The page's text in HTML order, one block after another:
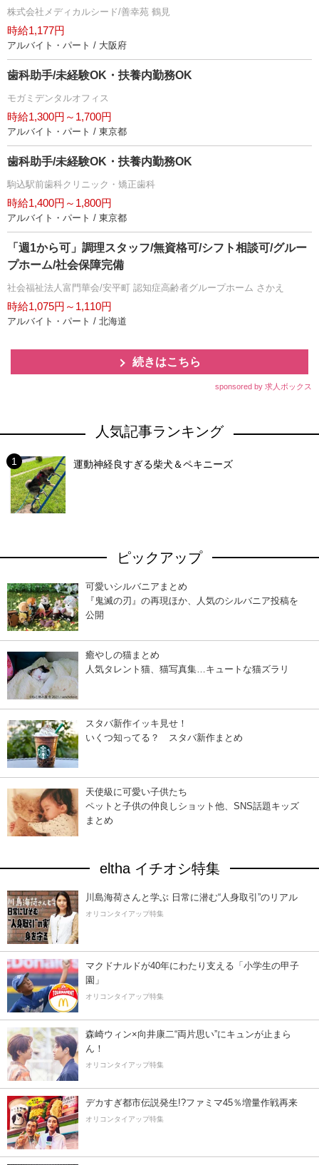
株式会社メディカルシード/善幸苑 鶴見
時給1,177円
アルバイト・パート / 大阪府
歯科助手/未経験OK・扶養内勤務OK
モガミデンタルオフィス
時給1,300円～1,700円
アルバイト・パート / 東京都
歯科助手/未経験OK・扶養内勤務OK
駒込駅前歯科クリニック・矯正歯科
時給1,400円～1,800円
アルバイト・パート / 東京都
「週1から可」調理スタッフ/無資格可/シフト相談可/グルー
プホーム/社会保障完備
社会福祉法人富門華会/安平町 認知症高齢者グループホーム さかえ
時給1,075円～1,110円
アルバイト・パート / 北海道
続きはこちら
sponsored by 求人ボックス
人気記事ランキング
運動神経良すぎる柴犬＆ペキニーズ
ピックアップ
可愛いシルバニアまとめ
『鬼滅の刃』の再現ほか、人気のシルバニア投稿を
公開
癒やしの猫まとめ
人気タレント猫、猫写真集…キュートな猫ズラリ
スタバ新作イッキ見せ！
いくつ知ってる？ スタバ新作まとめ
天使級に可愛い子供たち
ペットと子供の仲良しショット他、SNS話題キッズ
まとめ
eltha イチオシ特集
川島海荷さんと学ぶ 日常に潜む“人身取引”のリアル
オリコンタイアップ特集
マクドナルドが40年にわたり支える「小学生の甲子
園」
オリコンタイアップ特集
森崎ウィン×向井康二“両片思い”にキュンが止まら
ん！
オリコンタイアップ特集
デカすぎ都市伝説発生!?ファミマ45％増量作戦再来
オリコンタイアップ特集